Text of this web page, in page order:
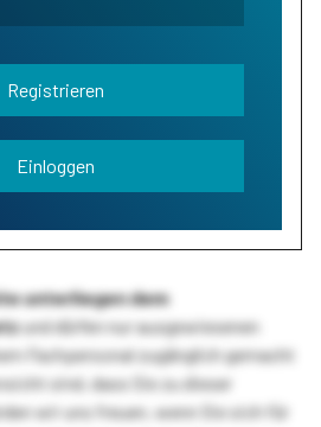
Registrieren
Einloggen
unterliegen dem
und dürfen nur ausgewiesenen
Fachpersonal zugänglich gemacht
sind, dass Sie zu dieser
wir uns freuen, wenn Sie sich für